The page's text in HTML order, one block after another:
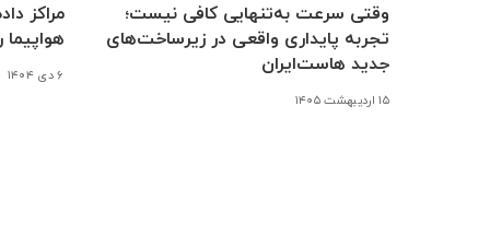
وقتی سرعت به‌تنهایی کافی نیست؛
تجربه پایداری واقعی در زیرساخت‌های
جدید هاست‌ایران
۱۵ اردیبهشت ۱۴۰۵
مراکز
هواپیما
۶ دی ۱۴۰۴